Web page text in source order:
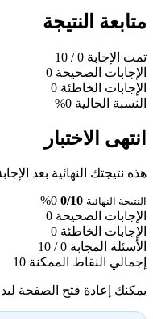
متابعة النتيجة
تمت الإجابة 0
/ 10
الإجابات الصحيحة 0
الإجابات الخاطئة 0
النسبة الحالية 0%
انتهى الاختبار
هذه نتيجتك النهائية بعد
النتيجة النهائية 0/10
0%
الإجابات الصحيحة 0
الإجابات الخاطئة 0
الأسئلة المجابة 0 / 10
إجمالي النقاط الممكنة 10
يمكنك إعادة فتح الصفحة